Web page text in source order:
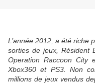
L’année 2012, a été riche
sorties de jeux, Résident
Operation Raccoon City
Xbox360 et PS3. Non
millions de jeux vendus